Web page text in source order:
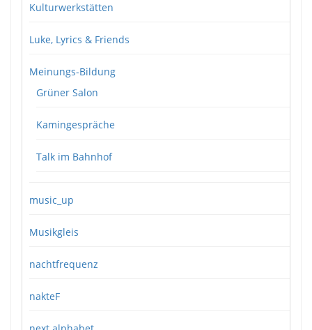
Kulturwerkstätten
Luke, Lyrics & Friends
Meinungs-Bildung
Grüner Salon
Kamingespräche
Talk im Bahnhof
music_up
Musikgleis
nachtfrequenz
nakteF